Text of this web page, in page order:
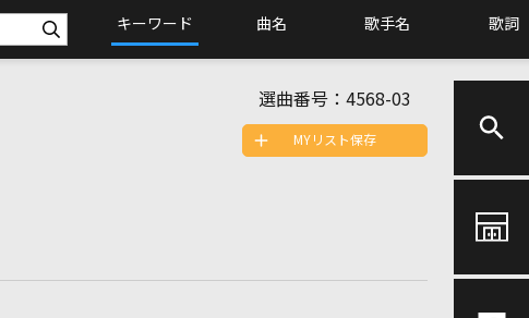
キーワード 曲名 歌手名 歌詞
選曲番号： 4568-03
MYリスト保存